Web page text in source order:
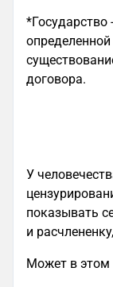
*Государство
договора.
У
показывать
и
Может в этом